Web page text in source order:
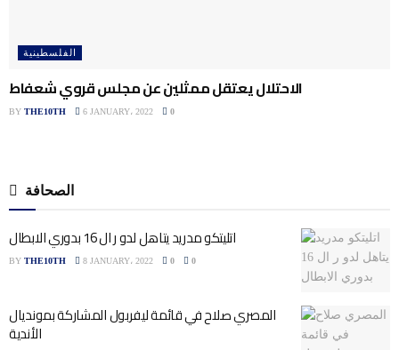
الفلسطينية
الاحتلال يعتقل ممثلين عن مجلس قروي شعفاط
BY THE10TH 6 JANUARY، 2022 0
الصحافة
اتليتكو مدريد يتاهل لدو ر ال 16 بدوري الابطال
BY THE10TH 8 JANUARY، 2022 0 0
المصري صلاح في قائمة ليفربول المشاركة بمونديال
الأندية